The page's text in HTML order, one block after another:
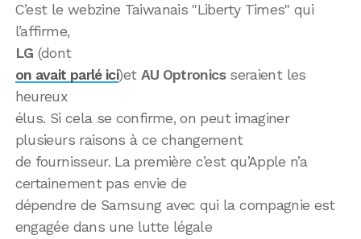
C’est le webzine Taiwanais "Liberty Times" qui
l’affirme,
LG (dont
on avait parlé ici)et AU Optronicsseraient les
heureux
élus. Si cela se confirme, on peut imaginer
plusieurs raisons à ce changement
de fournisseur. La première c’est qu’Apple n’a
certainement pas envie de
dépendre de Samsung avec qui la compagnie est
engagée dans une lutte légale